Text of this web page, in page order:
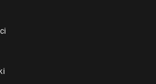
Ro­syj­skie ope­ra­cje z użyciem